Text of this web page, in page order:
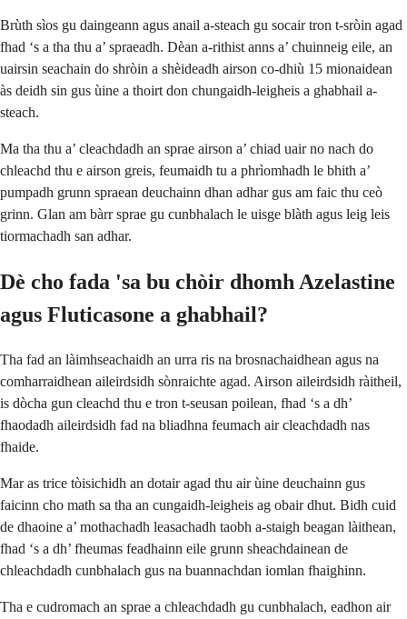
Brùth sìos gu daingeann agus anail a-steach gu socair tron t-sròin agad
fhad ‘s a tha thu a’ spraeadh. Dèan a-rithist anns a’ chuinneig eile, an
uairsin seachain do shròin a shèideadh airson co-dhiù 15 mionaidean
às deidh sin gus ùine a thoirt don chungaidh-leigheis a ghabhail a-
steach.
Ma tha thu a’ cleachdadh an sprae airson a’ chiad uair no nach do
chleachd thu e airson greis, feumaidh tu a phrìomhadh le bhith a’
pumpadh grunn spraean deuchainn dhan adhar gus am faic thu ceò
grinn. Glan am bàrr sprae gu cunbhalach le uisge blàth agus leig leis
tiormachadh san adhar.
Dè cho fada 'sa bu chòir dhomh Azelastine
agus Fluticasone a ghabhail?
Tha fad an làimhseachaidh an urra ris na brosnachaidhean agus na
comharraidhean aileirdsidh sònraichte agad. Airson aileirdsidh ràitheil,
is dòcha gun cleachd thu e tron t-seusan poilean, fhad ‘s a dh’
fhaodadh aileirdsidh fad na bliadhna feumach air cleachdadh nas
fhaide.
Mar as trice tòisichidh an dotair agad thu air ùine deuchainn gus
faicinn cho math sa tha an cungaidh-leigheis ag obair dhut. Bidh cuid
de dhaoine a’ mothachadh leasachadh taobh a-staigh beagan làithean,
fhad ‘s a dh’ fheumas feadhainn eile grunn sheachdainean de
chleachdadh cunbhalach gus na buannachdan iomlan fhaighinn.
Tha e cudromach an sprae a chleachdadh gu cunbhalach, eadhon air